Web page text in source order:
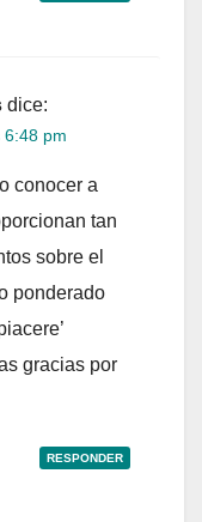
dice:
6:48 pm
conocer a
tan
sobre el
ponderado
gracias por
RESPONDER